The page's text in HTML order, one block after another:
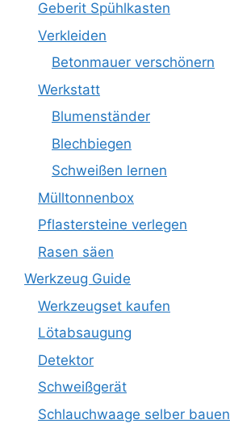
Geberit Spühlkasten
Verkleiden
Betonmauer verschönern
Werkstatt
Blumenständer
Blechbiegen
Schweißen lernen
Mülltonnenbox
Pflastersteine verlegen
Rasen säen
Werkzeug Guide
Werkzeugset kaufen
Lötabsaugung
Detektor
Schweißgerät
Schlauchwaage selber bauen